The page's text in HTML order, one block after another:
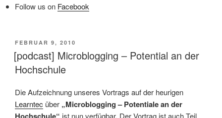
Follow us on Facebook
VERÖFFENTLICHT
AM
FEBRUAR 9, 2010
[podcast] Microblogging – Potential an der
Hochschule
Die Aufzeichnung unseres Vortrags auf der heurigen
Learntec über „Microblogging – Potentiale an der
ist nun verfügbar. Der Vortrag ist auch Teil